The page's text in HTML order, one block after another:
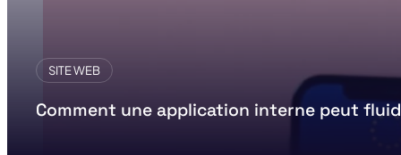
SITE WEB
Comment une application interne peut